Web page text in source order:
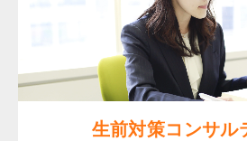
生前対策コンサル